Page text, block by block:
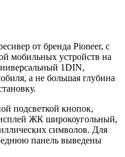
от бренда Pioneer, с
мобильных устройств на
1DIN,
а не большая глубина
подсветкой кнопок,
ЖК широкоугольный,
символов. Для
панель выведены